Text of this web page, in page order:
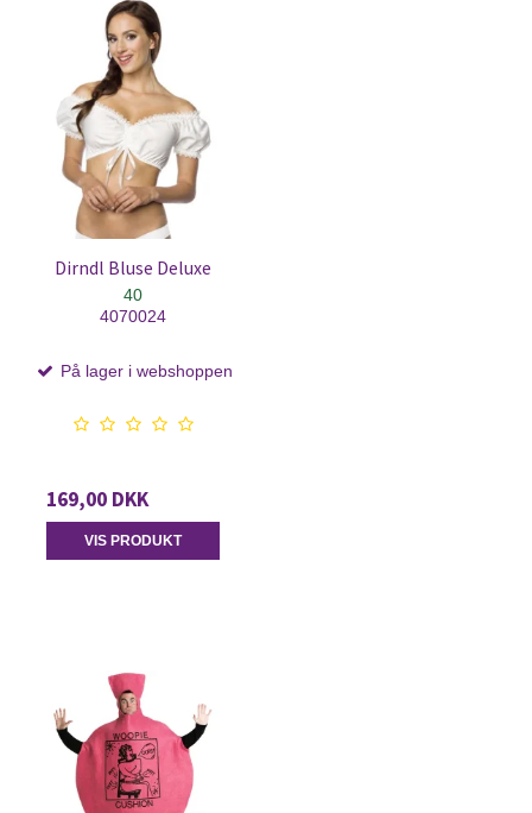
Dirndl Bluse Deluxe
40
4070024
På lager i webshoppen
169,00 DKK
VIS PRODUKT